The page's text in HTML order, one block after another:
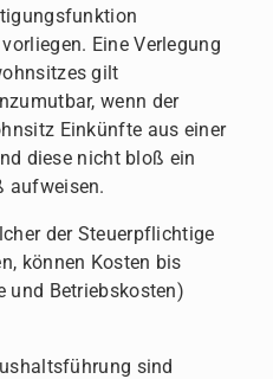
Eine Verlegung
gilt
wenn der
Einkünfte aus einer
diese nicht bloß ein
aufweisen.
der Steuerpflichtige
können Kosten bis
und Betriebskosten)
sind